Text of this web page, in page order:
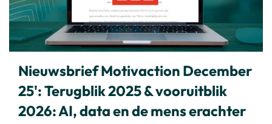
Nieuwsbrief Motivaction December
25': Terugblik 2025 & vooruitblik
2026: AI, data en de mens erachter